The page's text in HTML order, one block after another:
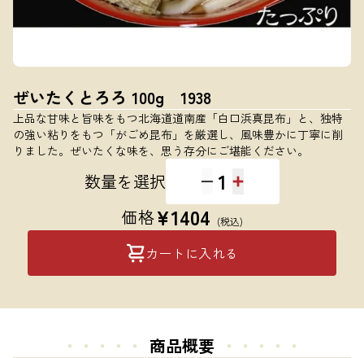
ぜいたくとろろ 100g 1938
上品な甘味と旨味をもつ北海道道南産「白口浜真昆布」と、独特
の強い粘りをもつ「がごめ昆布」を厳選し、風味豊かに丁寧に削
りました。ぜいたくな味を、思う存分にご堪能ください。
数量を選択 1
価格¥1404 (税込)
カートに入れる
・・・・・ 商品概要 ・・・・・